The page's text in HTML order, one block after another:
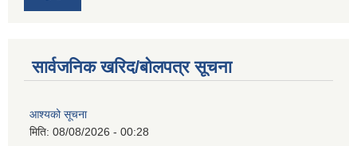
सार्वजनिक खरिद/बोलपत्र सूचना
आश्यको सूचना
मिति: 08/08/2026 - 00:28